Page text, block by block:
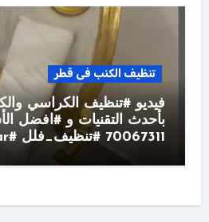
تنظيف الكنب فى قطر
فيديو #تنظيف الكراسي
بأحدث التقنيات و #افضل
70067311 #تنظيف_فلل #qatar #شركه